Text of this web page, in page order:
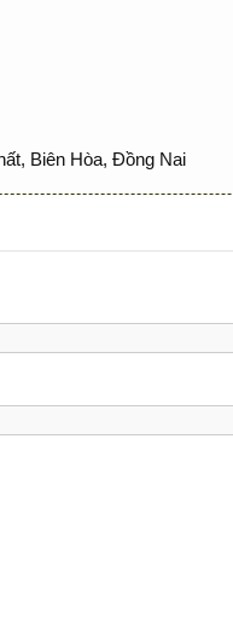
Biên Hòa, Đồng Nai